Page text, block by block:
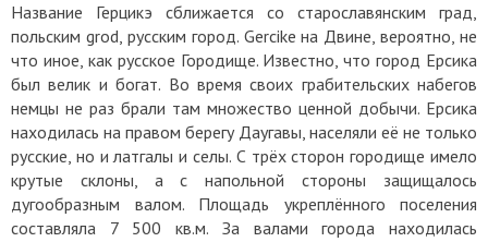
Название Герцикэ сближается со старославянским град,
польским grod, русским город. Gercike на Двине, вероятно, не
что иное, как русское Городище. Известно, что город Ерсика
был велик и богат. Во время своих грабительских набегов
немцы не раз брали там множество ценной добычи. Ерсика
находилась на правом берегу Даугавы, населяли её не только
русские, но и латгалы и селы. С трёх сторон городище имело
крутые склоны, а с напольной стороны защищалось
дугообразным валом. Площадь укреплённого поселения
составляла 7 500 кв.м. За валами города находилась